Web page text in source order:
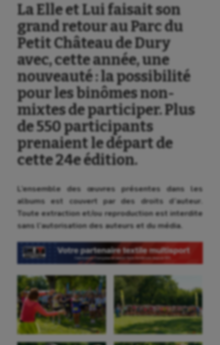
La Elle et Lui faisait son
grand retour au Parc du
Petit Château de Dury
avec, cette année, une
nouveauté : la possibilité
pour les binômes non-
mixtes de participer. Plus
de 550 participants
prenaient le départ de
cette 24e édition.
L’ensemble des œuvres présentes dans les
albums est couvert par des droits d’auteur.
Toute extraction et/ou reproduction est interdite
sans l’autorisation des auteurs et du média.